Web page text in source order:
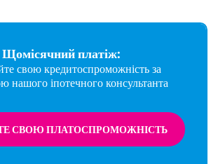
Щомісячний платіж:
свою кредитоспроможність за
нашого іпотечного консультанта
СВОЮ ПЛАТОСПРОМОЖНІСТЬ